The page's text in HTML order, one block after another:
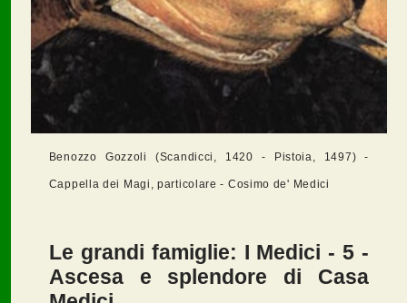
Benozzo Gozzoli (Scandicci, 1420 - Pistoia, 1497) -
Cappella dei Magi, particolare - Cosimo de' Medici
Le grandi famiglie: I Medici - 5 -
Ascesa e splendore di Casa